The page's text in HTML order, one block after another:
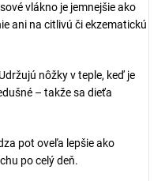
vlákno je jemnejšie ako
ani na citlivú či ekzematickú
Udržujú nôžky v teple, keď je
– takže sa dieťa
pot oveľa lepšie ako
po celý deň.